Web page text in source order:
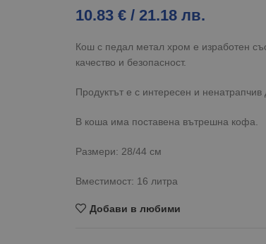
10.83 € / 21.18 лв.
Кош с педал метал хром е изработен
качество и безопасност.
Продуктът е с интересен и ненатрапчив
В коша има поставена вътрешна кофа.
Размери: 28/44 см
Вместимост: 16 литра
Добави в любими